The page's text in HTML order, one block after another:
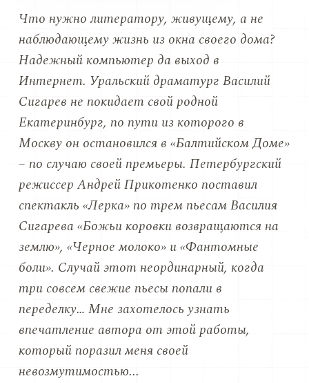
Что нужно литератору, живущему, а не
наблюдающему жизнь из окна своего дома?
Надежный компьютер да выход в
Интернет. Уральский драматург Василий
Сигарев не покидает свой родной
Екатеринбург, по пути из которого в
Москву он остановился в «Балтийском Доме»
– по случаю своей премьеры. Петербургский
режиссер Андрей Прикотенко поставил
спектакль «Лерка» по трем пьесам Василия
Сигарева «Божьи коровки возвращаются на
землю», «Черное молоко» и «Фантомные
боли». Случай этот неординарный, когда
три совсем свежие пьесы попали в
переделку… Мне захотелось узнать
впечатление автора от этой работы,
который поразил меня своей
невозмутимостью...